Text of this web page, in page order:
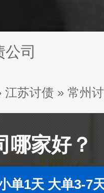
司
江苏讨债 » 常州
哪家好？
单1天 大单3-7